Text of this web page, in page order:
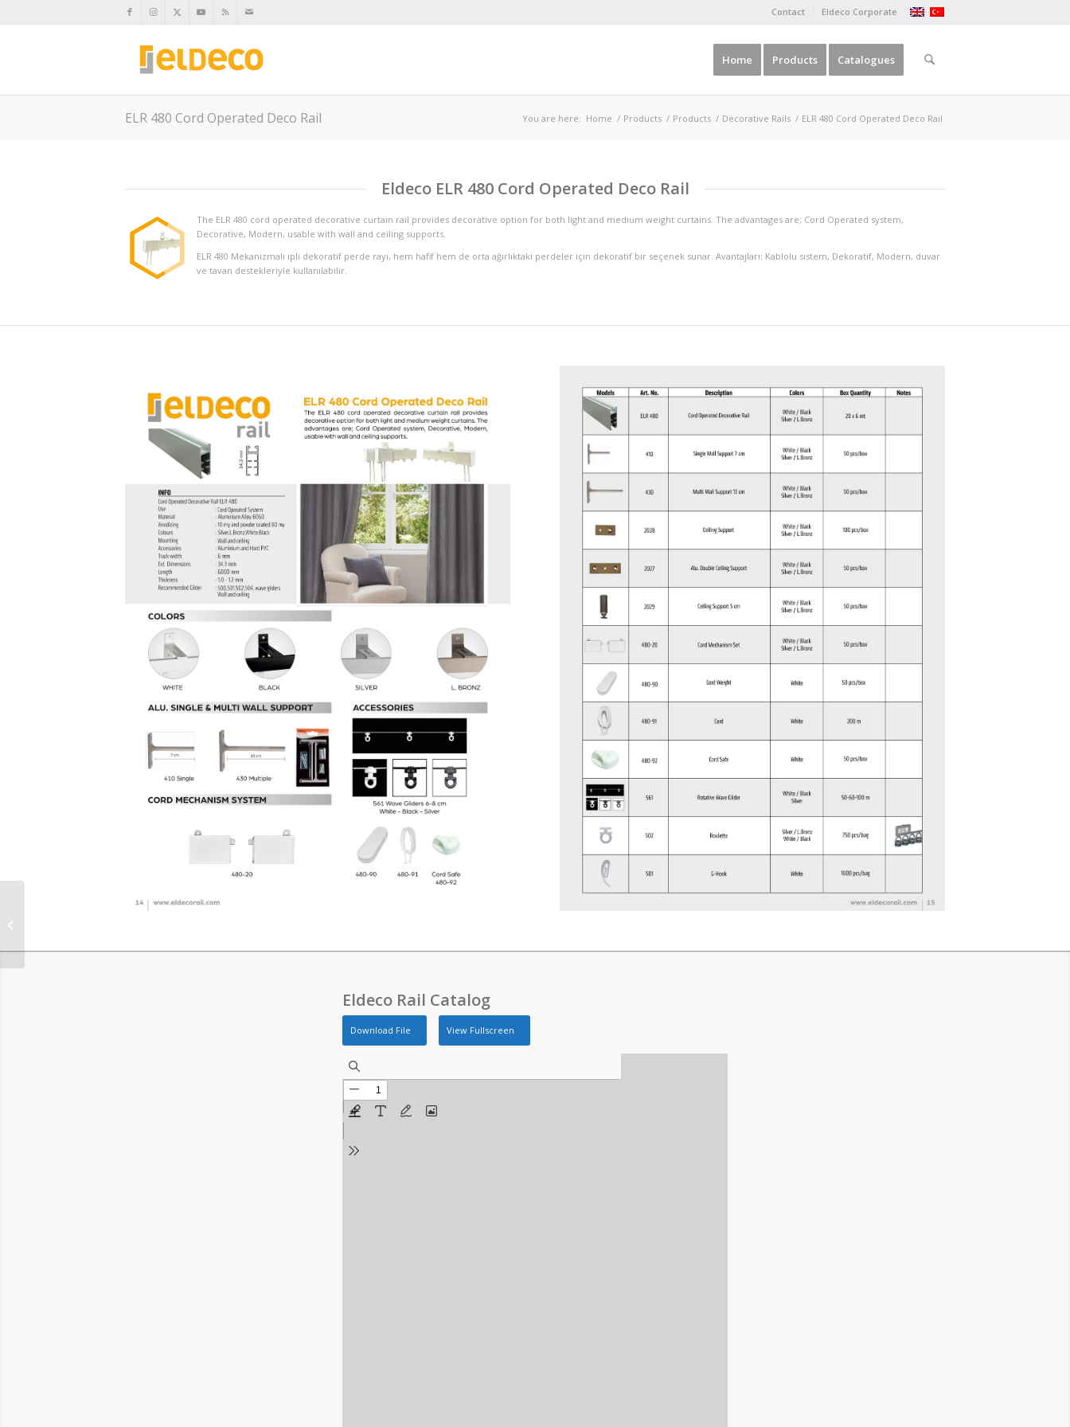
Contact Eldeco Corporate
Home Products Catalogues
ELR 480 Cord Operated Deco Rail You are here: Home / Products / Products / Decorative Rails / ELR 480 Cord Operated Deco Rail
Eldeco ELR 480 Cord Operated Deco Rail
The ELR 480 cord operated decorative curtain rail provides decorative option for both light and medium weight curtains. The advantages are; Cord Operated system,
Decorative, Modern, usable with wall and ceiling supports.
ELR 480 Mekanizmalı ipli dekoratif perde rayı, hem hafif hem de orta ağırlıktaki perdeler için dekoratif bir seçenek sunar. Avantajları; Kablolu sistem, Dekoratif, Modern, duvar
ve tavan destekleriyle kullanılabilir.
Eldeco Rail Catalog
Download File View Fullscreen